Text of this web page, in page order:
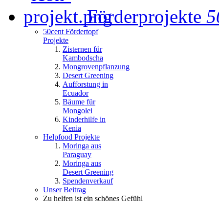
Förderprojekte
50cent Fördertopf
Projekte
Zisternen für
Kambodscha
Mongrovenpflanzung
Desert Greening
Aufforstung in
Ecuador
Bäume für
Mongolei
Kinderhilfe in
Kenia
Helpfood Projekte
Moringa aus
Paraguay
Moringa aus
Desert Greening
Spendenverkauf
Unser Beitrag
Zu helfen ist ein schönes Gefühl